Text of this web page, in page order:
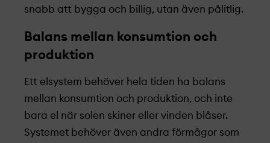
snabb att bygga och billig, utan även pålitlig.
Balans mellan konsumtion och
produktion
Ett elsystem behöver hela tiden ha balans
mellan konsumtion och produktion, och inte
bara el när solen skiner eller vinden blåser.
Systemet behöver även andra förmågor som